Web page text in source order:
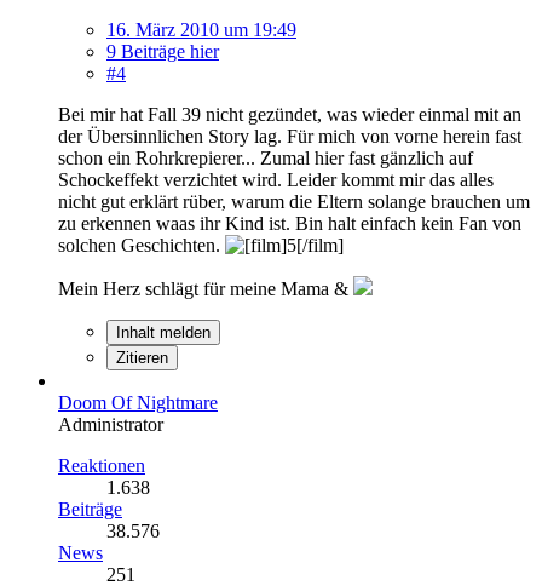
16. März 2010 um 19:49
9 Beiträge hier
#4
Bei mir hat Fall 39 nicht gezündet, was wieder einmal mit an
der Übersinnlichen Story lag. Für mich von vorne herein fast
schon ein Rohrkrepierer... Zumal hier fast gänzlich auf
Schockeffekt verzichtet wird. Leider kommt mir das alles
nicht gut erklärt rüber, warum die Eltern solange brauchen um
zu erkennen waas ihr Kind ist. Bin halt einfach kein Fan von
solchen Geschichten.
Mein Herz schlägt für meine Mama &
Inhalt melden
Zitieren
Doom Of Nightmare
Administrator
Reaktionen
1.638
Beiträge
38.576
News
251